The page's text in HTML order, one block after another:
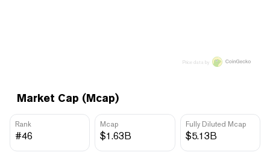
Market Cap (Mcap)
Rank
#46
Mcap
$1.63B
Fully Diluted Mcap
$5.13B
Price data by